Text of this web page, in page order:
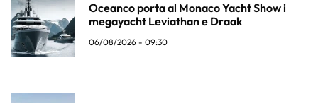
Oceanco porta al Monaco Yacht Show i
megayacht Leviathan e Draak
06/08/2026 - 09:30